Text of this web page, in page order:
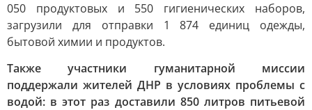
050 продуктовых и 550 гигиенических наборов,
загрузили для отправки 1 874 единиц одежды,
бытовой химии и продуктов.
Также участники гуманитарной миссии
поддержали жителей ДНР в условиях проблемы с
водой: в этот раз доставили 850 литров питьевой